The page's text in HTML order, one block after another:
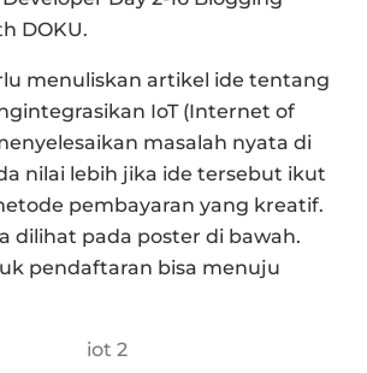
DOKU.
menuliskan artikel ide tentang
IoT (Internet of
masalah nyata di
nilai lebih jika ide tersebut ikut
pembayaran yang kreatif.
dilihat pada poster di bawah.
pendaftaran bisa menuju